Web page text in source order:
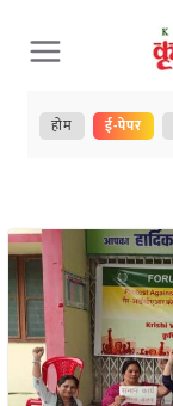
Skip
to
content
होम ई-पेपर